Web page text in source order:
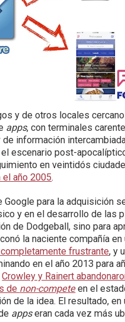
y de otros locales
apps, con terminales
de información
el escenario post-
en veintidós
el año 2005.
Google para la adquisición
y en el desarrollo de las
de Dodgeball, sino para
la naciente compañía
frustrante, y
en el año 2013 para
Crowley y Rainert
de non-competeen el
de la idea. El resultado, en
appseran cada vez más